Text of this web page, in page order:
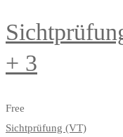
+ 3
Free
Sichtprüfung (VT)